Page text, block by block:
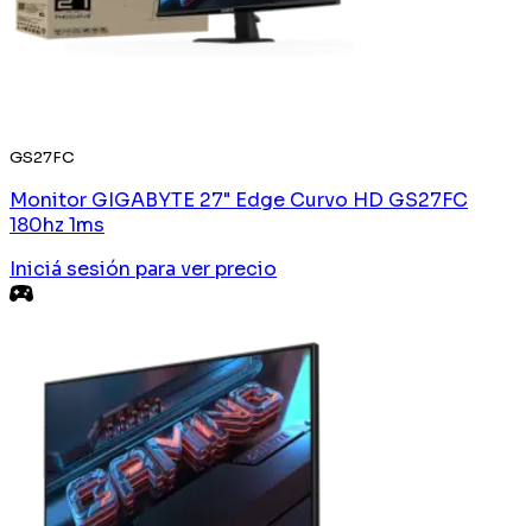
GS27FC
Monitor GIGABYTE 27" Edge Curvo HD GS27FC
180hz 1ms
Iniciá sesión para ver precio